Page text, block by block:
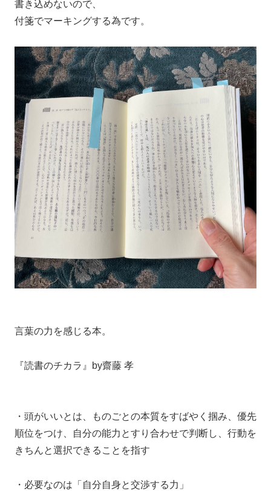
書き込めないので、
付箋でマーキングする為です。
言葉の力を感じる本。
『読書のチカラ』by齋藤 孝
・頭がいいとは、ものごとの本質をすばやく掴み、優先
順位をつけ、自分の能力とすり合わせで判断し、行動を
きちんと選択できることを指す
・必要なのは「自分自身と交渉する力」